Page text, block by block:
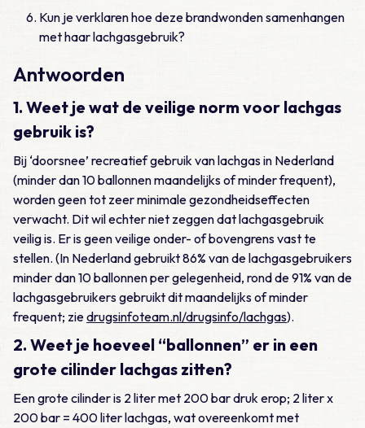
Kun je verklaren hoe deze brandwonden samenhangen
met haar lachgasgebruik?
Antwoorden
1. Weet je wat de veilige norm voor lachgas
gebruik is?
Bij ‘doorsnee’ recreatief gebruik van lachgas in Nederland
(minder dan 10 ballonnen maandelijks of minder frequent),
worden geen tot zeer minimale gezondheidseffecten
verwacht. Dit wil echter niet zeggen dat lachgasgebruik
veilig is. Er is geen veilige onder- of bovengrens vast te
stellen. (In Nederland gebruikt 86% van de lachgasgebruikers
minder dan 10 ballonnen per gelegenheid, rond de 91% van de
lachgasgebruikers gebruikt dit maandelijks of minder
frequent; ziedrugsinfoteam.nl/drugsinfo/lachgas).
2. Weet je hoeveel “ballonnen” er in een
grote cilinder lachgas zitten?
Een grote cilinder is 2 liter met 200 bar druk erop; 2 liter x
200 bar = 400 liter lachgas, wat overeenkomt met